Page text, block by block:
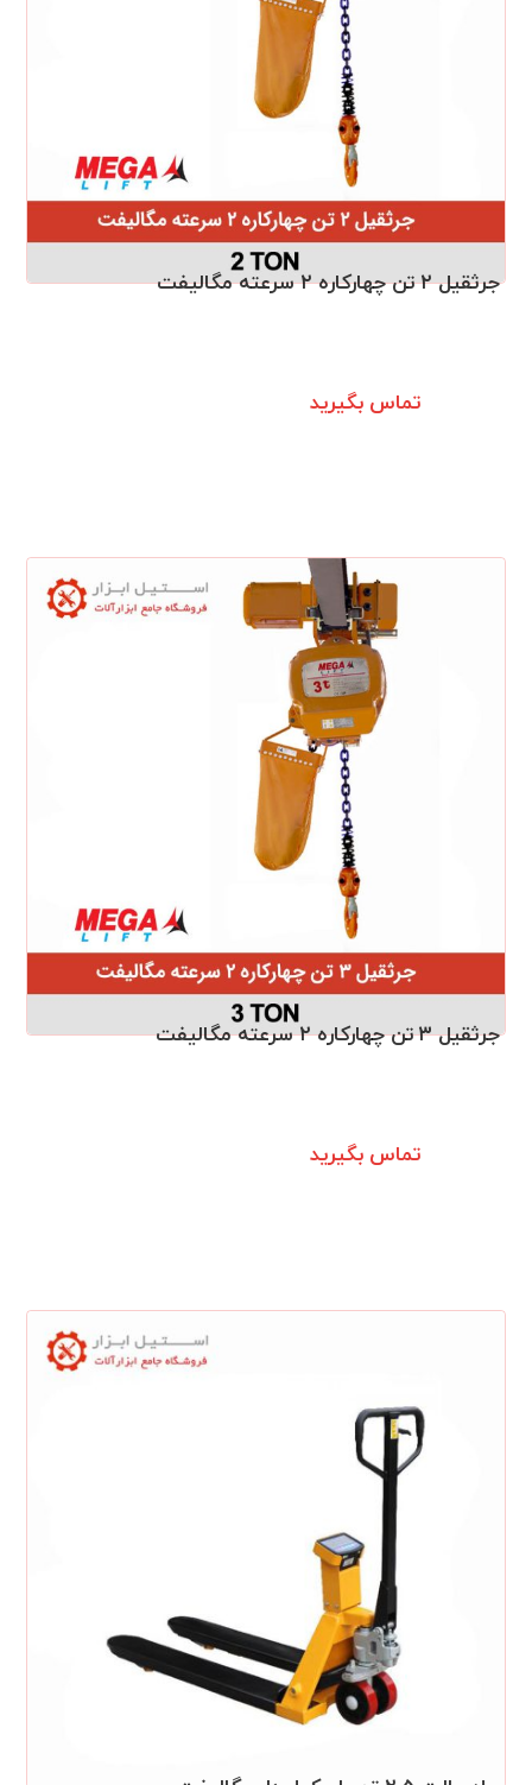
جرثقیل ۲ تن چهارکاره ۲ سرعته مگالیفت
تماس بگیرید
جرثقیل ۳ تن چهارکاره ۲ سرعته مگالیفت
تماس بگیرید